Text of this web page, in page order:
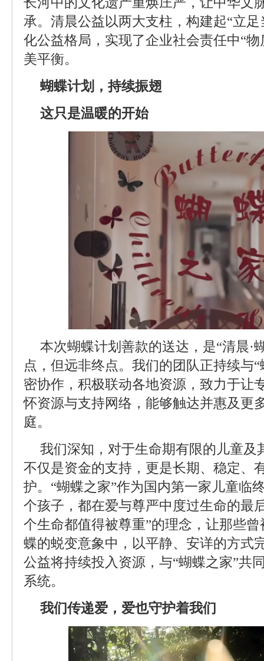
承。清晨公益以两大支柱，构建起“立
化公益格局，实现了企业社会责任中“
美平衡。
蝴蝶计划，持续振翅
这只是温暖的开始
本次蝴蝶计划善款的送达，是“清晨·
点，但远非终点。我们的团队正持续与
密协作，积极联动各地资源，致力于让
怀资源与支持网络，能够触达并惠及更
庭。
我们深知，对于生命期有限的儿童及
不仅是资金的支持，更是长期、稳定、
护。“蝴蝶之家”作为国内第一家儿童临
个孩子，都在爱与尊严中度过生命的最
个生命都值得被尊重”的理念，让那些
蝶的蜕变意象中，以平静、安详的方式
公益将持续投入资源，与“蝴蝶之家”共
系统。
我们传递爱，爱也守护着我们